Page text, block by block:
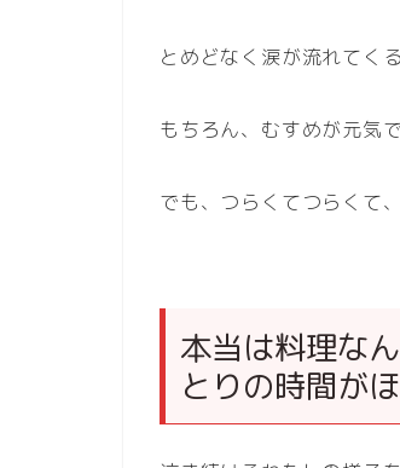
とめどなく涙が流れてく
もちろん、むすめが元気
でも、つらくてつらくて
本当は料理な
とりの時間が